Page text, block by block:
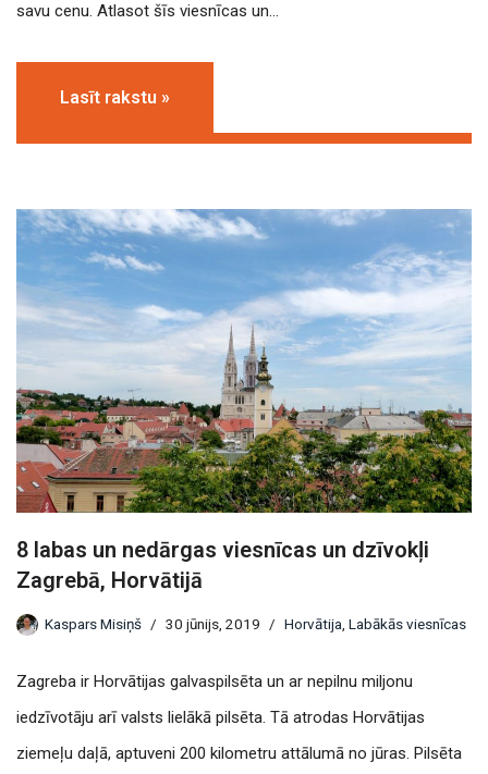
savu cenu. Atlasot šīs viesnīcas un…
Lasīt rakstu »
8 labas un nedārgas viesnīcas un dzīvokļi
Zagrebā, Horvātijā
Kaspars Misiņš 30 jūnijs, 2019 Horvātija Labākās viesnīcas
Zagreba ir Horvātijas galvaspilsēta un ar nepilnu miljonu
iedzīvotāju arī valsts lielākā pilsēta. Tā atrodas Horvātijas
ziemeļu daļā, aptuveni 200 kilometru attālumā no jūras. Pilsēta